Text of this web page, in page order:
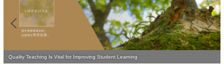
Quality Teaching Is Vital for Improving Student Learning